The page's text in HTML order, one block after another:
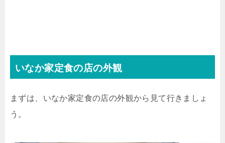
いなか家定食の店の外観
まずは、いなか家定食の店の外観から見て行きましょ
う。